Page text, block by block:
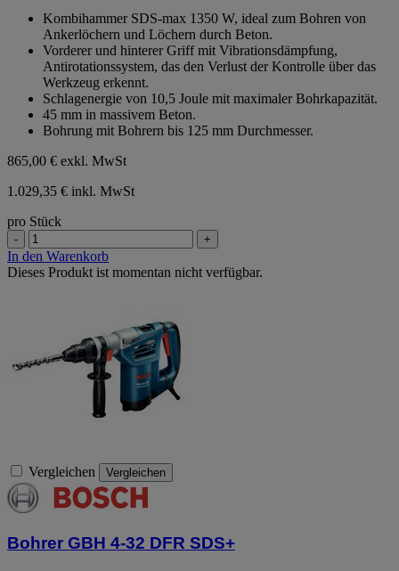
Sternen.
Kombihammer SDS-max 1350 W, ideal zum Bohren von
Ankerlöchern und Löchern durch Beton.
Vorderer und hinterer Griff mit Vibrationsdämpfung,
Antirotationssystem, das den Verlust der Kontrolle über das
Werkzeug erkennt.
Schlagenergie von 10,5 Joule mit maximaler Bohrkapazität.
45 mm in massivem Beton.
Bohrung mit Bohrern bis 125 mm Durchmesser.
865,00 € exkl. MwSt
1.029,35 € inkl. MwSt
pro Stück
- +
In den Warenkorb
Dieses Produkt ist momentan nicht verfügbar.
Vergleichen Vergleichen
Bohrer GBH 4-32 DFR SDS+